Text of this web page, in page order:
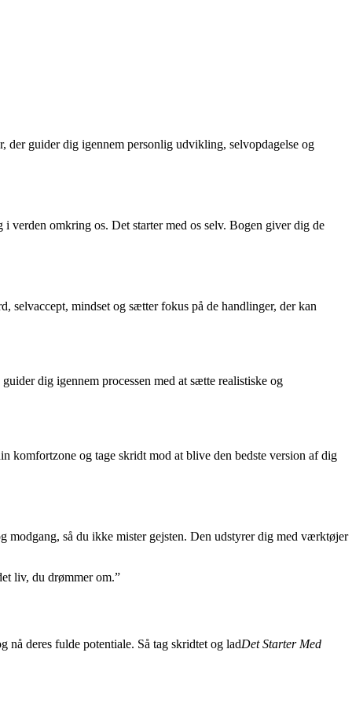
der guider dig igennem personlig udvikling, selvopdagelse og
verden omkring os. Det starter med os selv. Bogen giver dig de
mindset og sætter fokus på de handlinger, der kan
dig igennem processen med at sætte realistiske og
komfortzone og tage skridt mod at blive den bedste version af dig
modgang, så du ikke mister gejsten. Den udstyrer dig med værktøjer
liv, du drømmer om.”
nå deres fulde potentiale. Så tag skridtet og ladDet Starter Med